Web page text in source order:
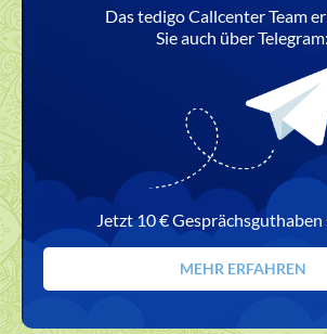
Das tedigo Callcenter Team
Sie auch über Telegram:
Jetzt 10 € Gesprächsguthaben
MEHR ERFAHREN